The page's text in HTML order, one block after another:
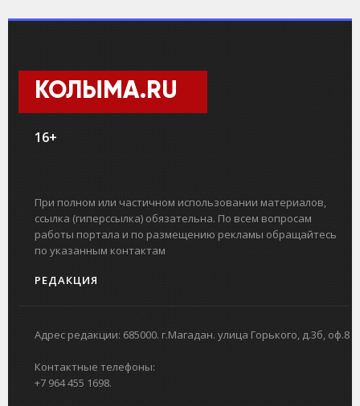
КОЛЫМА.RU
16+
При полном или частичном использовании материалов,
ссылка (гиперссылка) обязательна. По всем вопросам
работы портала и по размещению рекламы обращайтесь
по указанным контактам
РЕДАКЦИЯ
Адрес редакции: 685000. г.Магадан. улица Горького, д.3б, оф.8
Контактные телефоны:
+7 964 455 1698.